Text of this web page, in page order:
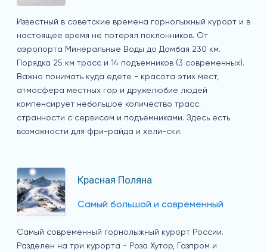
Известный в советские времена горнолыжный курорт и в
настоящее время не потерял поклонников. От
аэропорта Минеральные Воды до Домбая 230 км.
Порядка 25 км трасс и 14 подъемников (3 современных).
Важно понимать куда едете - красота этих мест,
атмосфера местных гор и дружелюбие людей
компенсирует небольшое количество трасс.
странности с сервисом и подъемниками. Здесь есть
возможности для фри-райда и хели-ски.
Красная Поляна
Самый большой и современный
Самый современный горнолыжный курорт России.
Разделен на три курорта - Роза Хутор, Газпром и